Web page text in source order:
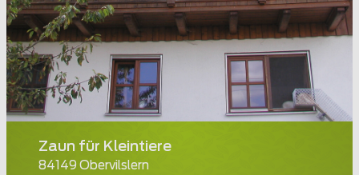
Zaun für Kleintiere
84149 Obervilslern